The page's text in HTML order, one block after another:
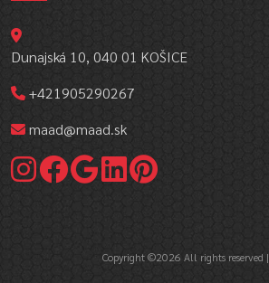
Dunajská 10, 040 01 KOŠICE
+421905290267
maad@maad.sk
Copyright ©2026 All rights reserved |